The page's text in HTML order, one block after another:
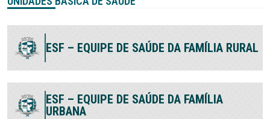
ESF – EQUIPE DE SAÚDE DA FAMÍLIA RURAL
ESF – EQUIPE DE SAÚDE DA FAMÍLIA
URBANA